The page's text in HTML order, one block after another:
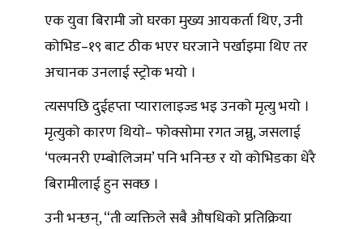
एक युवा बिरामी जो घरका मुख्य आयकर्ता थिए, उनी
कोभिड–१९ बाट ठीक भएर घरजाने पर्खाइमा थिए तर
अचानक उनलाई स्ट्रोक भयो ।
त्यसपछि दुईहप्ता प्यारालाइज्ड भइ उनको मृत्यु भयो ।
मृत्युको कारण थियो– फोक्सोमा रगत जम्नु, जसलाई
‘पल्मनरी एम्बोलिजम’ पनि भनिन्छ र यो कोभिडका धेरै
बिरामीलाई हुन सक्छ ।
उनी भन्छन्, “ती व्यक्तिले सबै औषधिको प्रतिक्रिया